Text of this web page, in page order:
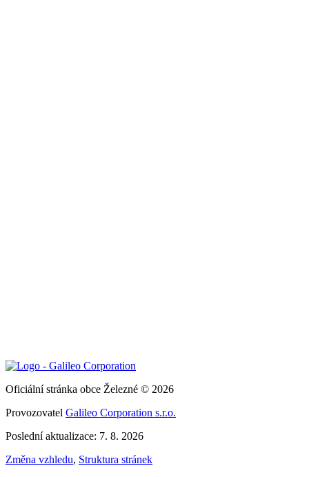
Oficiální stránka obce Železné © 2026
Provozovatel Galileo Corporation s.r.o.
Poslední aktualizace: 7. 8. 2026
Změna vzhledu, Struktura stránek